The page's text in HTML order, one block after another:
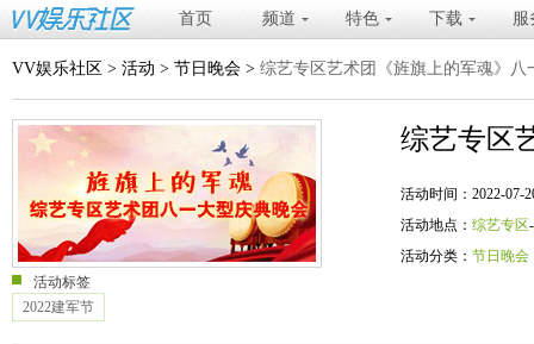
首页 频道 特色 下载 服
VV娱乐社区 > 活动 > 节日晚会 > 综艺专区艺术团《旌旗上的军魂》八
综艺专区
活动时间：2022-07-
活动地点： 综艺专区
活动分类： 节日晚会
活动标签
2022建军节